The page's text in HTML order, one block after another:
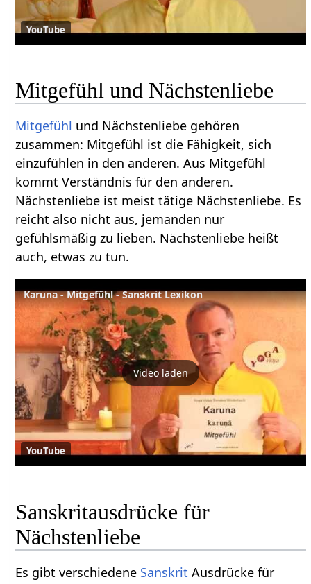
YouTube
Mitgefühl und Nächstenliebe
Mitgefühl und Nächstenliebe gehören
zusammen: Mitgefühl ist die Fähigkeit, sich
einzufühlen in den anderen. Aus Mitgefühl
kommt Verständnis für den anderen.
Nächstenliebe ist meist tätige Nächstenliebe. Es
reicht also nicht aus, jemanden nur
gefühlsmäßig zu lieben. Nächstenliebe heißt
auch, etwas zu tun.
Karuna - Mitgefühl - Sanskrit Lexikon
Video laden
YouTube
Sanskritausdrücke für
Nächstenliebe
Es gibt verschiedene Sanskrit Ausdrücke für